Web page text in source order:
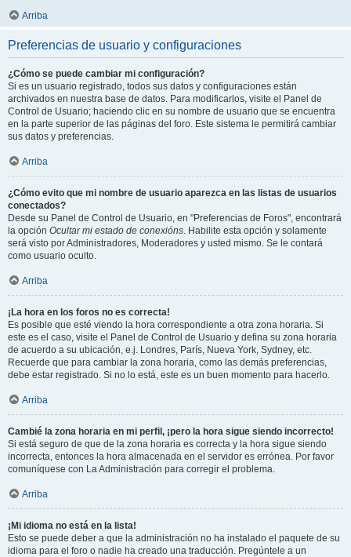
Arriba
Preferencias de usuario y configuraciones
¿Cómo se puede cambiar mi configuración?
Si es un usuario registrado, todos sus datos y configuraciones están
archivados en nuestra base de datos. Para modificarlos, visite el Panel de
Control de Usuario; haciendo clic en su nombre de usuario que se encuentra
en la parte superior de las páginas del foro. Este sistema le permitirá cambiar
sus datos y preferencias.
Arriba
¿Cómo evito que mi nombre de usuario aparezca en las listas de usuarios
conectados?
Desde su Panel de Control de Usuario, en "Preferencias de Foros", encontrará
la opción Ocultar mi estado de conexións. Habilite esta opción y solamente
será visto por Administradores, Moderadores y usted mismo. Se le contará
como usuario oculto.
Arriba
¡La hora en los foros no es correcta!
Es posible que esté viendo la hora correspondiente a otra zona horaria. Si
este es el caso, visite el Panel de Control de Usuario y defina su zona horaria
de acuerdo a su ubicación, e.j. Londres, París, Nueva York, Sydney, etc.
Recuerde que para cambiar la zona horaria, como las demás preferencias,
debe estar registrado. Si no lo está, este es un buen momento para hacerlo.
Arriba
Cambié la zona horaria en mi perfil, ¡pero la hora sigue siendo incorrecto!
Si está seguro de que de la zona horaria es correcta y la hora sigue siendo
incorrecta, entonces la hora almacenada en el servidor es errónea. Por favor
comuníquese con La Administración para corregir el problema.
Arriba
¡Mi idioma no está en la lista!
Esto se puede deber a que la administración no ha instalado el paquete de su
idioma para el foro o nadie ha creado una traducción. Pregúntele a un